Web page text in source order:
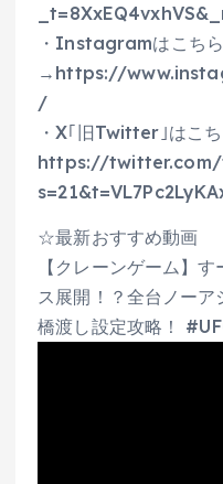
・Instagramはこちら
→https://
/
・X｢旧Twitter｣はこ
https://twitter.com/
☆最新おすすめ動画
【クレーンゲーム】
ス展開！？全台ノー
橋渡し設定攻略！